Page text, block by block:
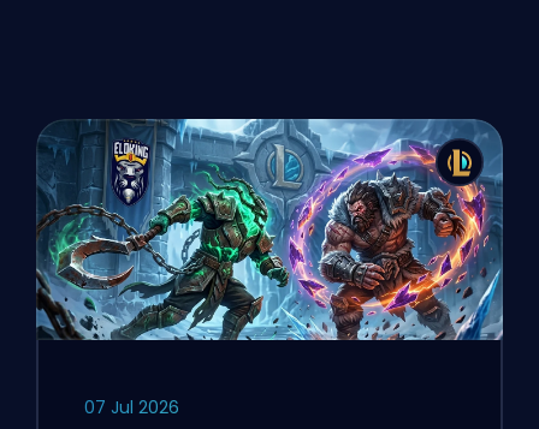
07 Jul 2026